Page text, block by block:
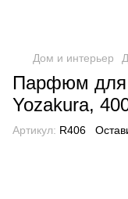
Дом и интерьер
Парфюм для
Yozakura,
Артикул: R406